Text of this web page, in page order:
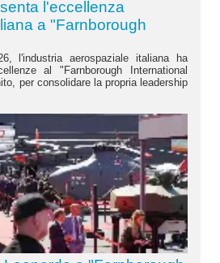
l'eccellenza
a "Farnborough
l'industria aerospaziale italiana ha
al "Farnborough International
per consolidare la propria leadership